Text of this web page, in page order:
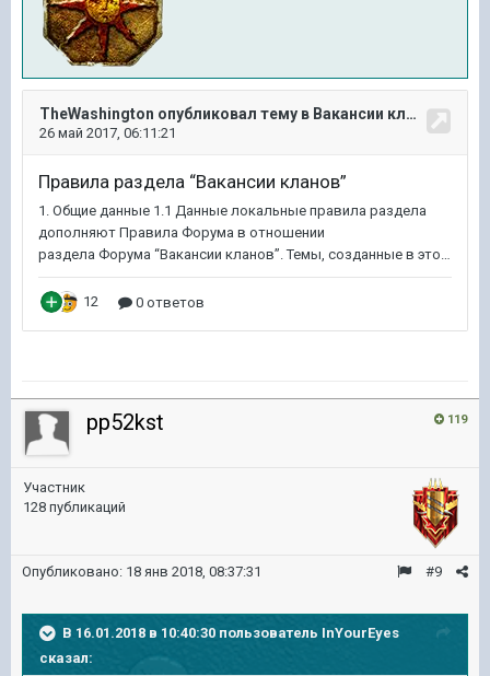
119
pp52kst
Участник
128 публикаций
#9
Опубликовано: 18 янв 2018, 08:37:31
В 16.01.2018 в 10:40:30 пользователь InYourEyes
сказал: